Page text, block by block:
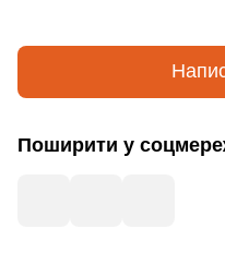
Поширити у